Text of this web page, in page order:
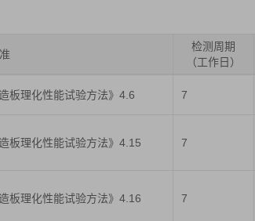
检测周期
（工作日）
板理化性能试验方法》4.6 7
板理化性能试验方法》4.15 7
板理化性能试验方法》4.16 7